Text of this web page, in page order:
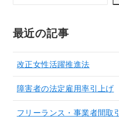
最近の記事
改正女性活躍推進法
障害者の法定雇用率引上げ
フリーランス・事業者間取